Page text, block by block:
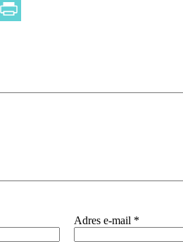
Adres e-mail *